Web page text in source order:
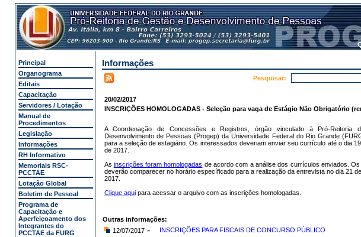
Principal
Organograma
Editais
Capacitação
Servidores / Lotação
Manual de
Procedimentos
Legislação
Informações
RH Informativo
Memoriais RSC-
PCCTAE
Lotação Global
Boletim de Pessoal
Programa de
Capacitação e
Aperfeiçoamento dos
Integrantes do
PCCTAE da FURG
Informações
Pesquisar:
20/02/2017
INSCRIÇÕES HOMOLOGADAS - Seleção para vaga de Estágio Não Obrigatório
A Coordenação de Concessões e Registros, órgão vinculado à Pró-Reitoria
Desenvolvimento de Pessoas (Progep) da Universidade Federal do Rio Grande
para a seleção de estagiário. Os interessados deveriam enviar seu currículo até o dia
de 2017.
As inscrições foram homologadas de acordo com a análise dos currículos enviados.
deverão comparecer no horário específicado para a realização da entrevista no dia 21
2017.
Clique aquipara acessar o arquivo com as inscrições homologadas.
Outras informações:
12/07/2017-
INSCRIÇÕES PARA FISCAIS DE CONCURSO PÚBLICO